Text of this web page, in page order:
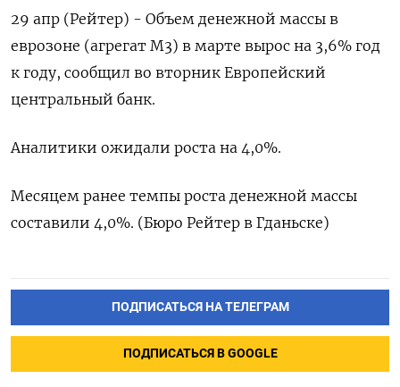
29 апр (Рейтер) - Объем денежной массы в
еврозоне (агрегат М3) в марте вырос на 3,6% год
к году, сообщил во вторник Европейский
центральный банк.
Аналитики ожидали роста на 4,0%.
Месяцем ранее темпы роста денежной массы
составили 4,0%. (Бюро Рейтер в Гданьске)
ПОДПИСАТЬСЯ НА ТЕЛЕГРАМ
ПОДПИСАТЬСЯ В GOOGLE